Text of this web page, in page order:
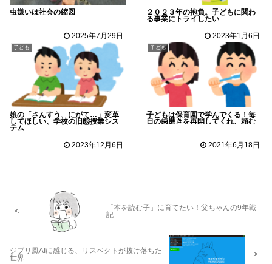
虫嫌いは社会の縮図
2025年7月29日
２０２３年の抱負。子どもに関わ
る事業にトライしたい
2023年1月6日
子ども
娘の「さんすう、にがて…」変革
してほしい、学校の旧態授業シス
テム
2023年12月6日
子ども
子どもは保育園で学んでくる！毎
日の歯磨きを再開してくれ、頼む
2021年6月18日
「本を読む子」に育てたい！父ちゃんの9年戦
記
ジブリ風AIに感じる、リスペクトが抜け落ちた
世界